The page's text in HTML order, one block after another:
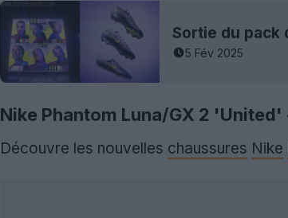
Sortie du pack
5 Fév 2025
Nike Phantom Luna/GX 2
Découvre les nouvelles chaussures Nike